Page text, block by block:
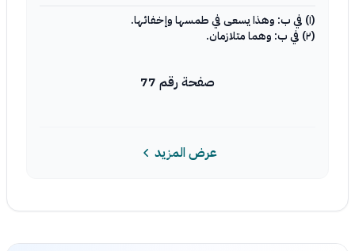
(١) في ب: وهذا يسعى في طمسها وإخفائها.
(٢) في ب: وهما متلازمان.
صفحة رقم 77
عرض المزيد